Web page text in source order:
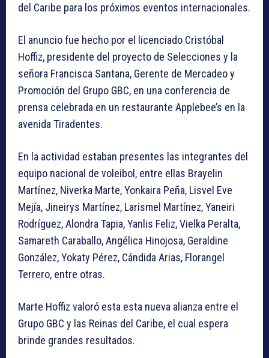
del Caribe para los próximos eventos internacionales.
El anuncio fue hecho por el licenciado Cristóbal
Hoffiz, presidente del proyecto de Selecciones y la
señora Francisca Santana, Gerente de Mercadeo y
Promoción del Grupo GBC, en una conferencia de
prensa celebrada en un restaurante Applebee’s en la
avenida Tiradentes.
En la actividad estaban presentes las integrantes del
equipo nacional de voleibol, entre ellas Brayelin
Martínez, Niverka Marte, Yonkaira Peña, Lisvel Eve
Mejía, Jineirys Martínez, Larismel Martínez, Yaneiri
Rodríguez, Alondra Tapia, Yanlis Feliz, Vielka Peralta,
Samareth Caraballo, Angélica Hinojosa, Geraldine
González, Yokaty Pérez, Cándida Arias, Florangel
Terrero, entre otras.
Marte Hoffiz valoró esta esta nueva alianza entre el
Grupo GBC y las Reinas del Caribe, el cual espera
brinde grandes resultados.